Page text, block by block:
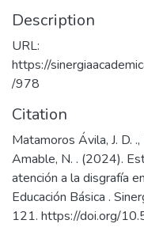
Description
URL:
https://
/978
Citation
Matamoros Ávila, J. D.
Amable, N. . (2024).
atención a la disgrafía
Educación Básica .
121. https://doi.org/